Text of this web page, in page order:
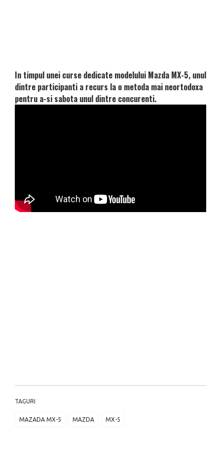
In timpul unei curse dedicate modelului Mazda MX-5, unul
dintre participanti a recurs la o metoda mai neortodoxa
pentru a-si sabota unul dintre concurenti.
TAGURI
MAZADA MX-5 MAZDA MX-5